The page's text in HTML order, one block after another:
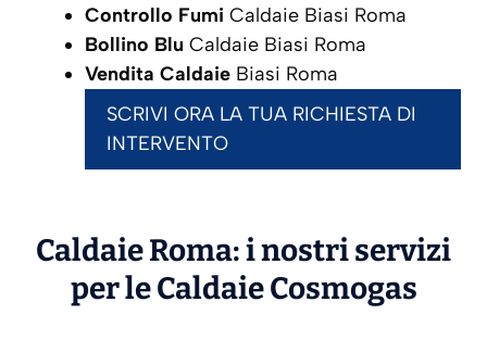
Controllo Fumi Caldaie Biasi Roma
Bollino Blu Caldaie Biasi Roma
Vendita Caldaie Biasi Roma
SCRIVI ORA LA TUA RICHIESTA DI
INTERVENTO
Caldaie Roma: i nostri servizi
per le CaldaieCosmogas